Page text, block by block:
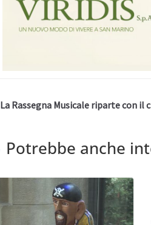
La Rassegna Musicale riparte con il
Potrebbe anche